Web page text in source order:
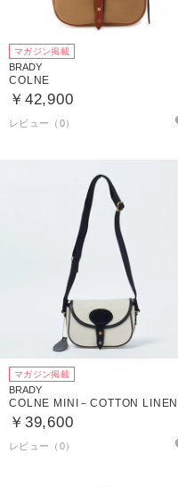
マガジン掲載
BRADY
COLNE
￥42,900
マガジン掲載
BRADY
￥39,600